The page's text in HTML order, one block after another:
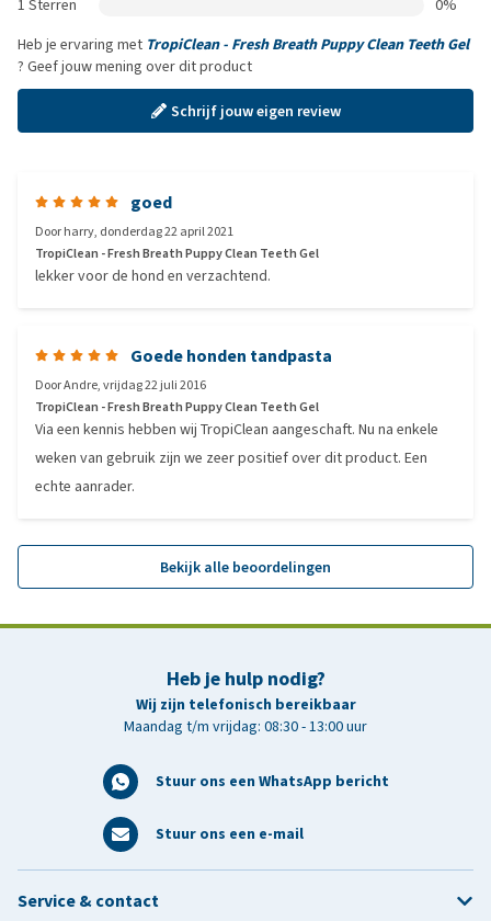
1 Sterren
0%
Heb je ervaring met TropiClean - Fresh Breath Puppy Clean Teeth Gel
? Geef jouw mening over dit product
Schrijf jouw eigen review
goed
Doorharry, donderdag 22 april 2021
TropiClean - Fresh Breath Puppy Clean Teeth Gel
lekker voor de hond en verzachtend.
Goede honden tandpasta
DoorAndre,vrijdag 22 juli 2016
TropiClean - Fresh Breath Puppy Clean Teeth Gel
Via een kennis hebben wij TropiClean aangeschaft. Nu na enkele
weken van gebruik zijn we zeer positief over dit product. Een
echte aanrader.
Bekijk alle beoordelingen
Heb je hulp nodig?
Wij zijn telefonisch bereikbaar
Maandag t/m vrijdag: 08:30 - 13:00 uur
Stuur ons een WhatsApp bericht
Stuur ons een e-mail
Service & contact